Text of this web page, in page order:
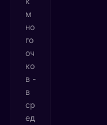
м
но
го
оч
ко
в -
в
ср
ед